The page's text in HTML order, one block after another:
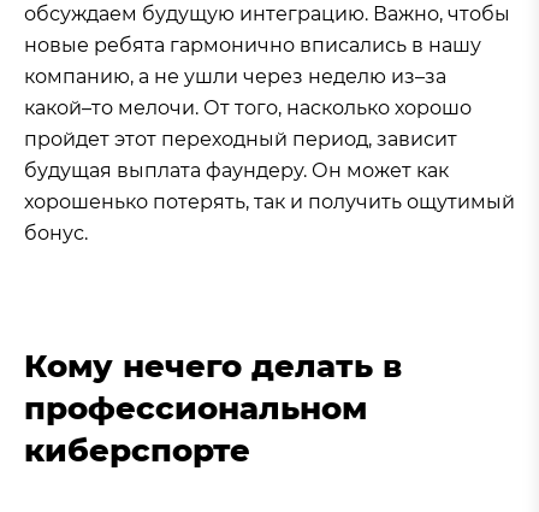
обсуждаем будущую интеграцию. Важно, чтобы
новые ребята гармонично вписались в нашу
компанию, а не ушли через неделю из–за
какой–то мелочи. От того, насколько хорошо
пройдет этот переходный период, зависит
будущая выплата фаундеру. Он может как
хорошенько потерять, так и получить ощутимый
бонус.
Кому нечего делать в
профессиональном
киберспорте